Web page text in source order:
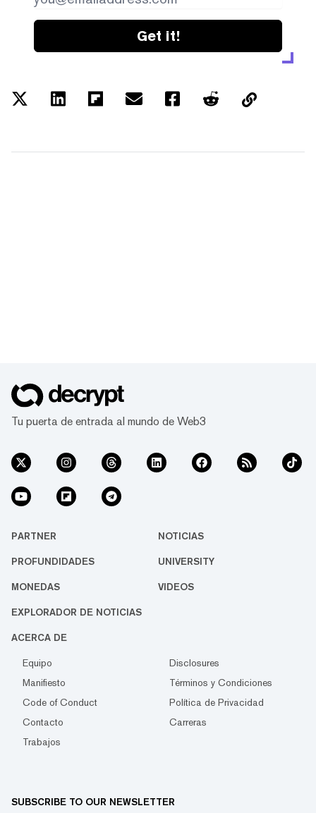
Get it!
Tu puerta de entrada al mundo de Web3
PARTNER NOTICIAS
PROFUNDIDADES UNIVERSITY
MONEDAS VIDEOS
EXPLORADOR DE NOTICIAS
ACERCA DE
Equipo
Disclosures
Manifiesto
Términos y Condiciones
Code of Conduct
Política de Privacidad
Contacto
Carreras
Trabajos
SUBSCRIBE TO OUR NEWSLETTER